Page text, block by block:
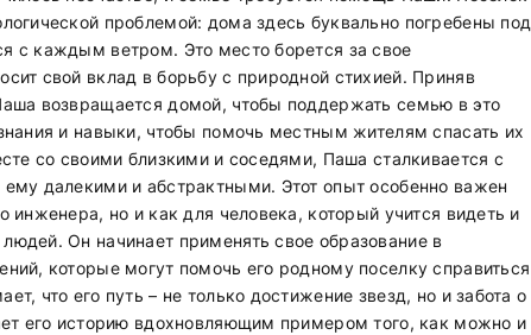
проблемой: дома здесь буквально погребены под
с каждым ветром. Это место борется за свое
свой вклад в борьбу с природной стихией. Приняв
возвращается домой, чтобы поддержать семью в это
и навыки, чтобы помочь местным жителям спасать их
со своими близкими и соседями, Паша сталкивается с
далекими и абстрактными. Этот опыт особенно важен
инженера, но и как для человека, который учится видеть и
Он начинает применять свое образование в
которые могут помочь его родному поселку справиться
что его путь – не только достижение звезд, но и забота о
его историю вдохновляющим примером того, как можно и